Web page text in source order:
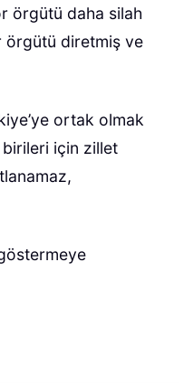
örgütü daha silah
örgütü diretmiş ve
ortak olmak
için zillet